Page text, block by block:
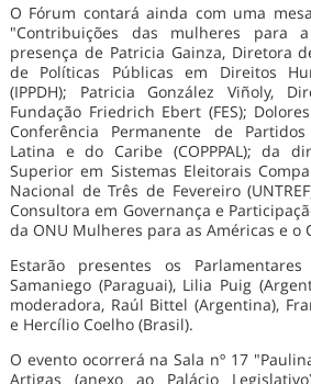
O Fórum contará ainda com uma
"Contribuições das mulheres para
presença de Patricia Gainza, Diretora
de Políticas Públicas em Direitos
(IPPDH); Patricia González Viñoly,
Fundação Friedrich Ebert (FES);
Conferência Permanente de
Latina e do Caribe (COPPPAL); da
Superior em Sistemas Eleitorais
Nacional de Três de Fevereiro
Consultora em Governança e
da ONU Mulheres para as Américas e o
Estarão presentes os Parlamentares
Samaniego (Paraguai), Lilia Puig
moderadora, Raúl Bittel (Argentina),
e Hercílio Coelho (Brasil).
O evento ocorrerá na Sala nº 17
Artigas (anexo ao Palácio